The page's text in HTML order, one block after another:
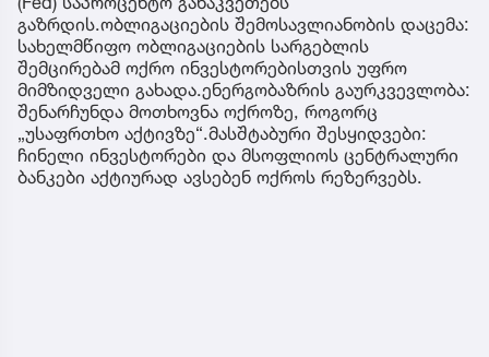
გაზრდის.ობლიგაციების შემოსავლიანობის დაცემა:
სახელმწიფო ობლიგაციების სარგებლის
შემცირებამ ოქრო ინვესტორებისთვის უფრო
მიმზიდველი გახადა.ენერგობაზრის გაურკვევლობა:
შენარჩუნდა მოთხოვნა ოქროზე, როგორც
„უსაფრთხო აქტივზე“.მასშტაბური შესყიდვები:
ჩინელი ინვესტორები და მსოფლიოს ცენტრალური
ბანკები აქტიურად ავსებენ ოქროს რეზერვებს.